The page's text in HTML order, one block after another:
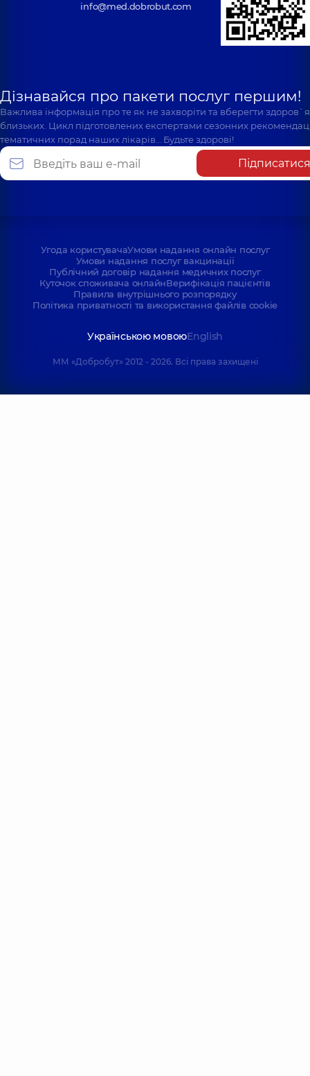
info@med.dobrobut.com
Дізнавайся про пакети послуг першим!
Важлива інформація про те як не захворіти та вберегти
близьких. Цикл підготовлених експертами сезонних
тематичних порад наших лікарів… Будьте здорові!
Підписатися
Угода користувачаУмови надання онлайн послуг
Умови надання послуг вакцинації
Публічний договір надання медичних послуг
Куточок споживача онлайнВерифікація пацієнтів
Правила внутрішнього розпорядку
Політика приватності та використання файлів cookie
Українською мовоюEnglish
ММ «Добробут» 2012 - 2026. Всі права захищені